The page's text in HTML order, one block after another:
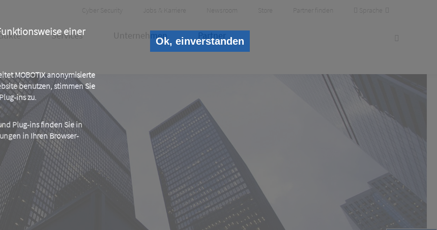
einer
MOBOTIX anonymisierte
benutzen, stimmen Sie
ins zu.
Plug-ins finden Sie in
in Ihren Browser-
Ok, einverstanden
Header
Meta
Cyber Security Jobs & Karriere Newsroom Store Partner finden Sprache
Services Unternehmen Partner